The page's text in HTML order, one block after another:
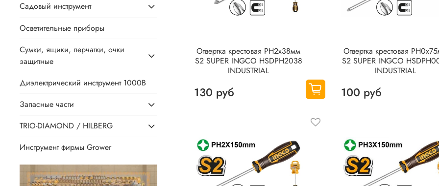
Отвертка крестовая PH2x38мм
S2 SUPER INGCO HSDPH2038
INDUSTRIAL
130 руб
Отвертка крестовая
S2 SUPER INGCO
INDUSTRIAL
100 руб
Садовый инструмент
Осветительные приборы
Сумки, ящики, перчатки, очки
защитные
Диэлектрический инструмент 1000В
Запасные части
TRIO-DIAMOND / HILBERG
Инструмент фирмы Grower